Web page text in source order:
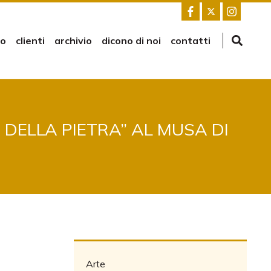
clienti archivio dicono di noi contatti
PIETRA” AL MUSA DI
Arte